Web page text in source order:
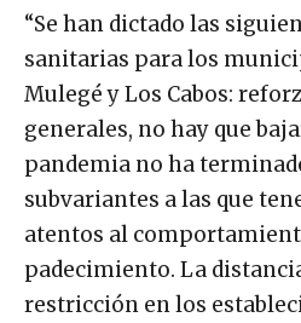
“Se han dictado las
sanitarias para los
Mulegé y Los Cabos:
generales, no hay que
pandemia no ha
subvariantes a las que
atentos al
padecimiento. La
restricción en los